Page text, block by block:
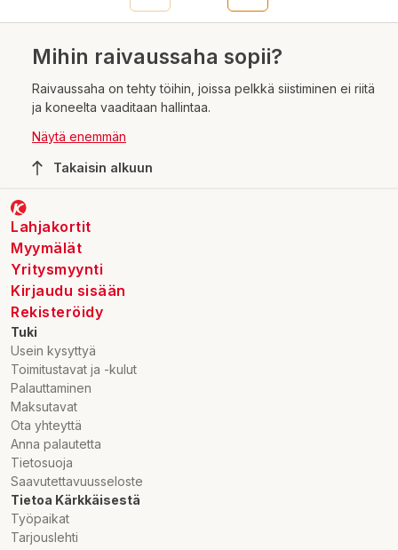
Mihin raivaussaha sopii?
Raivaussaha on tehty töihin, joissa pelkkä siistiminen ei riitä
ja koneelta vaaditaan hallintaa.
Näytä enemmän
Takaisin alkuun
Lahjakortit
Myymälät
Yritysmyynti
Kirjaudu sisään
Rekisteröidy
Tuki
Usein kysyttyä
Toimitustavat ja -kulut
Palauttaminen
Maksutavat
Ota yhteyttä
Anna palautetta
Tietosuoja
Saavutettavuusseloste
Tietoa Kärkkäisestä
Työpaikat
Tarjouslehti